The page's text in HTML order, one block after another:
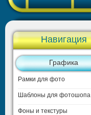
Навигация
Графика
Рамки для фото
Шаблоны для фотошопа
Фоны и текстуры